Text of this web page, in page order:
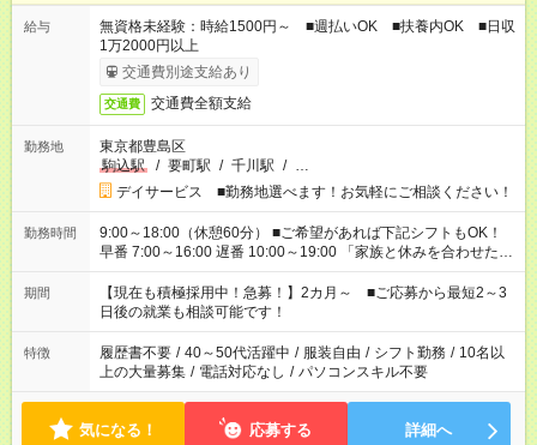
給与
無資格未経験：時給1500円～ ■週払いOK ■扶養内OK ■日収
1万2000円以上
交通費別途支給あり
交通費 交通費全額支給
勤務地
東京都豊島区
駒込駅
/ 要町駅 / 千川駅 / …
デイサービス ■勤務地選べます！お気軽にご相談ください！
勤務時間
9:00～18:00（休憩60分） ■ご希望があれば下記シフトもOK！
早番 7:00～16:00 遅番 10:00～19:00 「家族と休みを合わせた
い」 「余裕を持って夕飯の準備がしたい」 「できれば残業はし
たくない」 など、ご希望を教えてくださいね。 ※Wワーク希望
の方へ 今ご覧のお仕事で希望する勤務時間と、もう1つのお仕事
の勤務時間。 合計で週40時間を超える場合は応募できません。
期間
【現在も積極採用中！急募！】2カ月～ ■ご応募から最短2～3
日後の就業も相談可能です！
特徴 履歴書不要 / 40～50代活躍中 / 服装自由 / シフト勤務 / 10名以
上の大量募集 / 電話対応なし / パソコンスキル不要
気になる！ 応募する 詳細へ